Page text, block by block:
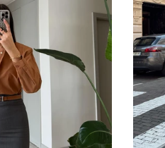
‹
›